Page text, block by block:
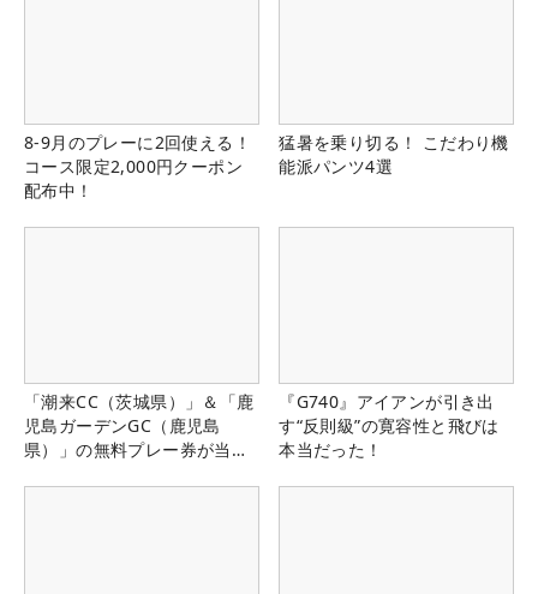
8-9月のプレーに2回使える！
コース限定2,000円クーポン
配布中！
猛暑を乗り切る！ こだわり機
能派パンツ4選
「潮来CC（茨城県）」＆「鹿
児島ガーデンGC（鹿児島
県）」の無料プレー券が当た
『G740』アイアンが引き出
す“反則級”の寛容性と飛びは
本当だった！